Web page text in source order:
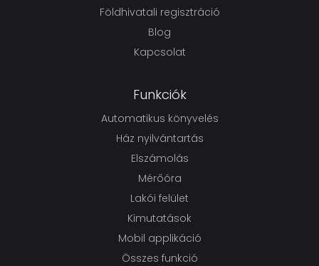
Földhivatali regisztráció
Blog
Kapcsolat
Funkciók
Automatikus könyvelés
Ház nyilvántartás
Elszámolás
Mérőóra
Lakói felület
Kimutatások
Mobil applikáció
Összes funkció